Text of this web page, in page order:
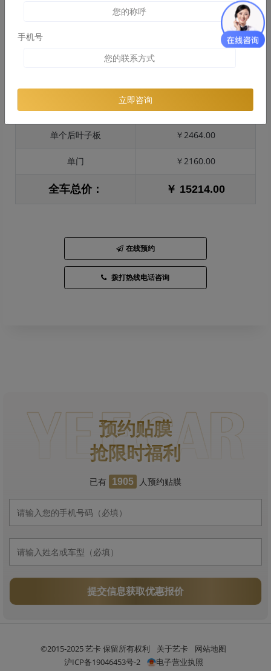
车顶 ￥5444.00
单个后叶子板 ￥2464.00
单门 ￥2160.00
全车总价： ￥ 15214.00
在线预约
拨打热线电话咨询
预约贴膜
抢限时福利
已有 1905 人预约贴膜
提交信息获取优惠报价
©2015-2025 艺卡 保留所有权利 关于艺卡
网站地图
沪ICP备19046453号-2
电子营业执照
手机号
立即咨询